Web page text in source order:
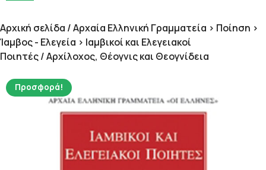
Αρχική σελίδα /Αρχαία Ελληνική Γραμματεία > Ποίηση >
Ίαμβος - Ελεγεία > Ιαμβικοί και Ελεγειακοί
Ποιητές/ Αρχίλοχος, Θέογνις και Θεογνίδεια
Προσφορά!